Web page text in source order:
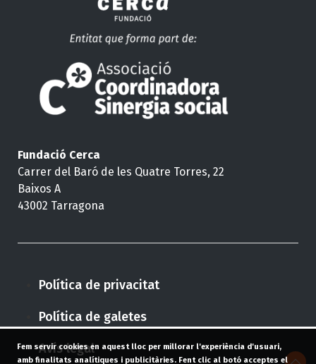
Fundació Cerca
Carrer del Baró de les Quatre Torres, 22
Baixos A
43002 Tarragona
Política de privacitat
Política de galetes
Avís legal
Fem servir cookies en aquest lloc per millorar l'experiència d'usuari,
amb finalitats analítiques i publicitàries. Fent clic al botó acceptes el